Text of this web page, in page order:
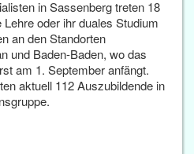
in Sassenberg treten 18
oder ihr duales Studium
an den Standorten
und Baden-Baden, wo das
am 1. September anfängt.
aktuell 112 Auszubildende in